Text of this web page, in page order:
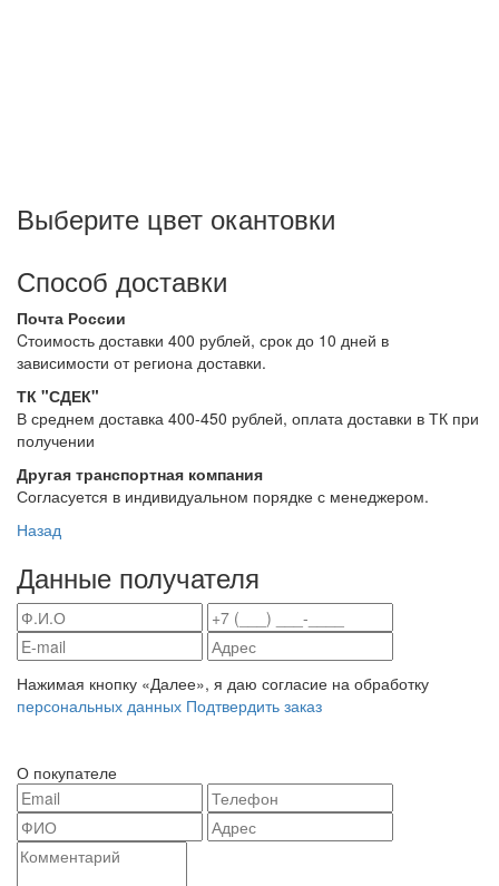
Выберите цвет окантовки
Способ доставки
Почта России
Cтоимость доставки 400 рублей, срок до 10 дней в
зависимости от региона доставки.
ТК "СДЕК"
В среднем доставка 400-450 рублей, оплата доставки в ТК при
получении
Другая транспортная компания
Согласуется в индивидуальном порядке с менеджером.
Назад
Данные получателя
Нажимая кнопку «Далее», я даю согласие на обработку
персональных данных Подтвердить заказ
О покупателе